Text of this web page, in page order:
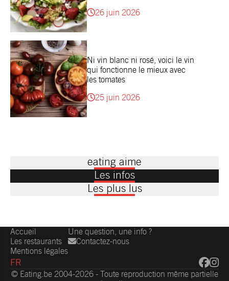
26 juin 2026
Ni vin blanc ni rosé, voici le vin
qui fonctionne le mieux avec
les tomates
25 juin 2026
eating aime
Les infos
Les plus lus
Accueil
Les restaurants
Mentions légales
Une question, une info ?
Contactez-nous
FR
© Eating.be 2004-2026 - Toute reproduction même partielle